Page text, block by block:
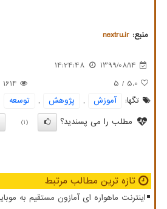
منبع: nextru.ir
1399/08/14
14:24:48
5.0
/ 5
1614
تگها:
آموزش , پژوهش , توسعه
مطلب را می پسندید؟
(1)
تازه ترین مطالب مرتبط
اینترنت ماهواره ای آمازون مستقیم به